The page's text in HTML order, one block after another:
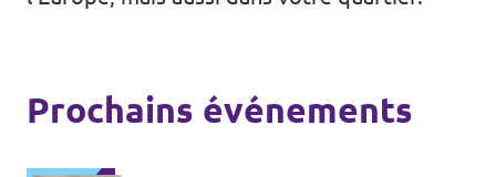
Prochains événements